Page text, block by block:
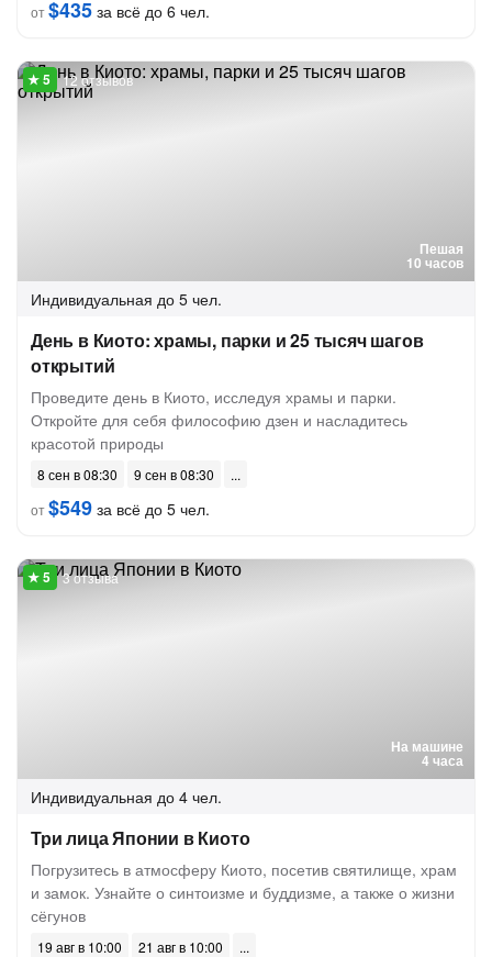
от$435 за всё до 6 чел.
Пешая
10 часов
12 отзывов
Индивидуальная до 5 чел.
День в Киото: храмы, парки и 25 тысяч шагов
открытий
Проведите день в Киото, исследуя храмы и парки.
Откройте для себя философию дзен и насладитесь
красотой природы
8 сен в 08:30
9 сен в 08:30
от$549 за всё до 5 чел.
На машине
4 часа
3 отзыва
Индивидуальная до 4 чел.
Три лица Японии в Киото
Погрузитесь в атмосферу Киото, посетив святилище, храм
и замок. Узнайте о синтоизме и буддизме, а также о жизни
сёгунов
19 авг в 10:00
21 авг в 10:00